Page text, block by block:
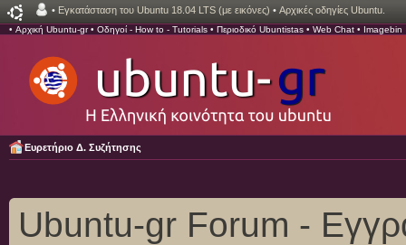
• Εγκατάσταση του Ubuntu 18.04 LTS (με εικόνες) • Αρχικές οδηγίες Ubuntu.
• Αρχική Ubuntu-gr• Οδηγοί - How to - Tutorials • Περιοδικό Ubuntistas • Web Chat • Imagebin
Ευρετήριο Δ. Συζήτησης
Ubuntu-gr Forum -